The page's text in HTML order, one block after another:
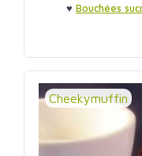
♥ Bouchées
Cheekymuffin